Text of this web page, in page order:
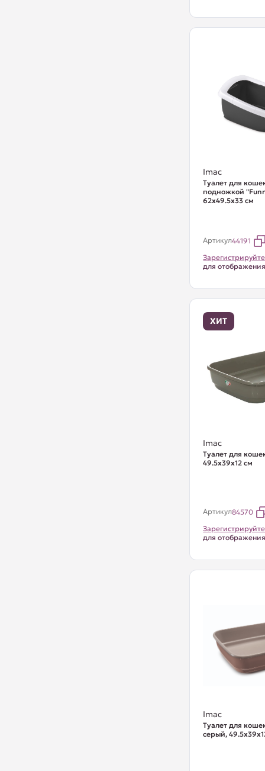
Imac
Туалет для
подножкой
62х49.5х33 см
Артикул44191
для
ХИТ
Imac
Туалет для
49.5х39х12 см
Артикул84570
для
Imac
Туалет для
серый,